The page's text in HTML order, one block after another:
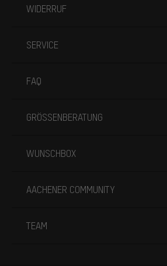
WIDERRUF
SERVICE
FAQ
GRÖSSENBERATUNG
WUNSCHBOX
AACHENER COMMUNITY
TEAM